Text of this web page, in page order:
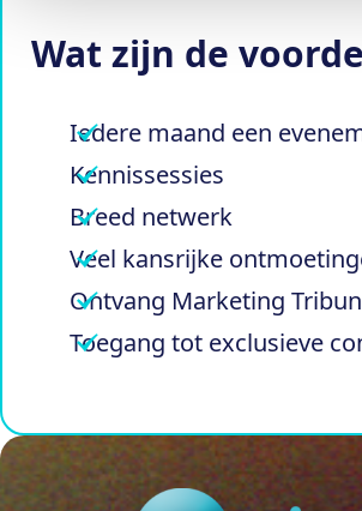
Wat zijn de
Iedere maand een
Kennissessies
Breed netwerk
Veel kansrijke
Ontvang Marketing
Toegang tot exclusieve